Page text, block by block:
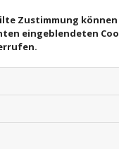
savruk-bielefeld.de
Zustimmung
eingeblendeten